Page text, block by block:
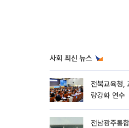
사회 최신 뉴스
전북교육청,
량강화 연수
전남광주통